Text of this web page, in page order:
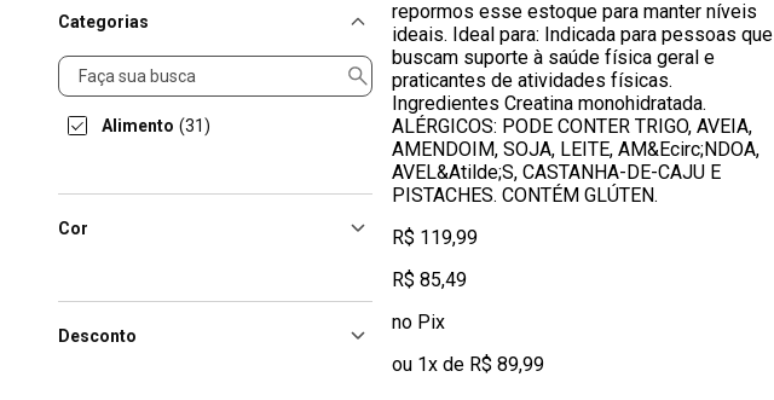
Categorias
Categorias
Alimento (31)
Cor
Desconto
repormos esse estoque para manter níveis
ideais. Ideal para: Indicada para pessoas que
buscam suporte à saúde física geral e
praticantes de atividades físicas.
Ingredientes Creatina monohidratada.
ALÉRGICOS: PODE CONTER TRIGO, AVEIA,
AMENDOIM, SOJA, LEITE, AM&Ecirc;NDOA,
AVEL&Atilde;S, CASTANHA-DE-CAJU E
PISTACHES. CONTÉM GLÚTEN.
R$ 119,99
R$ 85,49
no Pix
ou 1x de R$ 89,99